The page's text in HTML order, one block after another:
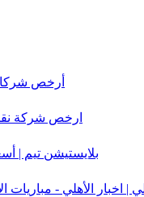
أرخص
ارخص شركة نقل
بلايستيشن تيم |
| اخبار الأهلي - مباريات